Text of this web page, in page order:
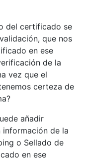
del certificado se
que nos
en ese
de la
vez que el
certeza de
añadir
información de la
o Sellado de
en ese